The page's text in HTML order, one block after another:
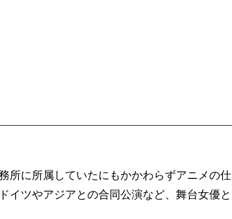
所に所属していたにもかかわらずアニメの仕
イツやアジアとの合同公演など、舞台女優と